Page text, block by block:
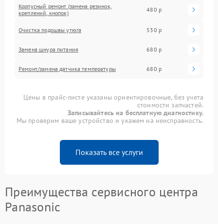
Корпусный ремонт (замена резинок,
креплений, кнопок)
480 р
Очистка подошвы утюга 530 р
Замена шнура питания 680 р
Ремонт/замена датчика температуры 680 р
Цены в прайс-листе указаны ориентировочные, без учета
стоимости запчастей.
Записывайтесь на бесплатную диагностику.
Мы проверим ваше устройство и укажем на неисправность.
Показать все услуги
Преимущества сервисного центра
Panasonic